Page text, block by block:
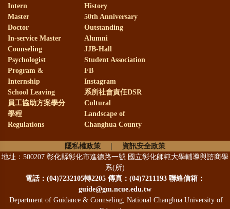
本系99級系友劉韋廷(現
任線西國中)榮獲第22屆全國SUPER
教師獎
本系林淑華老師榮獲本
校112年度新進教師執行國科會計畫
獎勵
恭賀！本系謝麗紅老師、趙淑
珠老師、王翊涵老師與謝毅興老
師，榮獲本校112年度產學合作績優
獎勵
Intern
Master
Doctor
In-service Master
Counseling
Psychologist
Program &
Internship
School Leaving
員工協助方案學分
學程
Regulations
History
50th Anniversary
Outstanding
Alumni
JJB-Hall
Student Association
FB
Instagram
系所社會責任DSR
Cultural
Landscape of
Changhua County
隱私權政策
資訊安全政策
地址：500207 彰化縣彰化市進德路一號 國立彰化師範大學輔導與諮商學
系(所)
電話： (04)7232105轉2205 傳真：(04)7211193 聯絡信箱：
guide@gm.ncue.edu.tw
Department of Guidance & Counseling, National Changhua University of